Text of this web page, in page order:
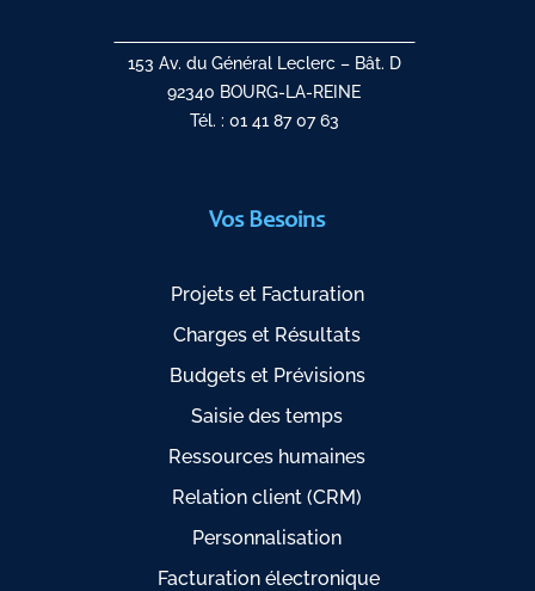
153 Av. du Général Leclerc – Bât. D
92340 BOURG-LA-REINE
Tél. : 01 41 87 07 63
Vos Besoins
Projets et Facturation
Charges et Résultats
Budgets et Prévisions
Saisie des temps
Ressources humaines
Relation client (CRM)
Personnalisation
Facturation électronique